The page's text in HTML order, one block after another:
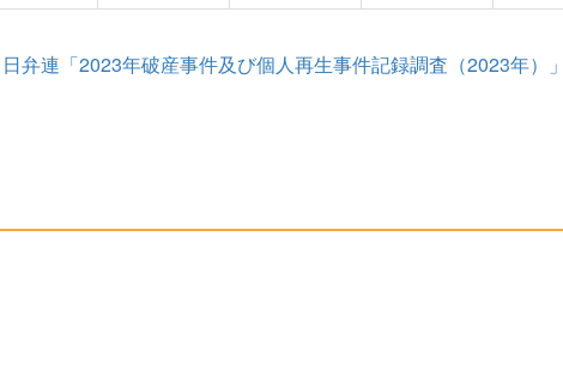
日弁連「2023年破産事件及び個人再生事件記録調査（2023年）」